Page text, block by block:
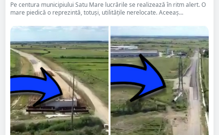
Pe centura municipiului Satu Mare lucrările se realizează în ritm alert. O
mare piedică o reprezintă, totuși, utilitățile nerelocate. Aceeaș...